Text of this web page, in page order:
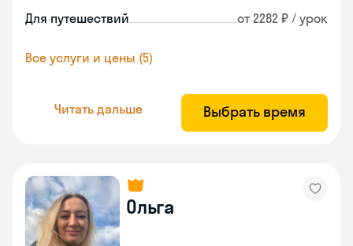
Для путешествий от 2282 ₽ / урок
Все услуги и цены (5)
Читать дальше Выбрать время
Ольга